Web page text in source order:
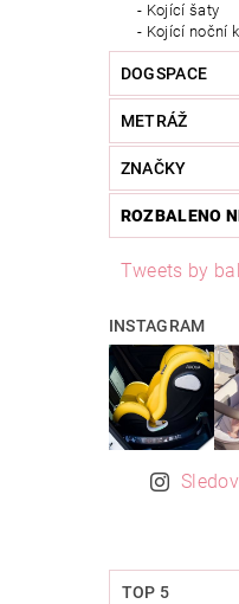
Kojící šaty
Kojící noční
DOGSPACE
METRÁŽ
ZNAČKY
ROZBALENO
Tweets by
INSTAGRAM
TOP 5